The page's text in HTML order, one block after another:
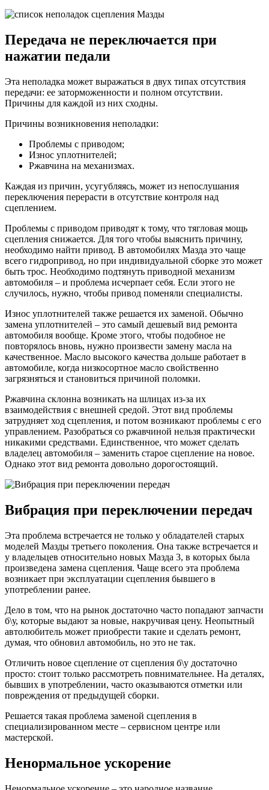
Передача не переключается при
нажатии педали
Эта неполадка может выражаться в двух типах отсутствия
передачи: ее заторможенности и полном отсутствии.
Причины для каждой из них сходны.
Причины возникновения неполадки:
Проблемы с приводом;
Износ уплотнителей;
Ржавчина на механизмах.
Каждая из причин, усугубляясь, может из непослушания
переключения перерасти в отсутствие контроля над
сцеплением.
Проблемы с приводом приводят к тому, что тягловая мощь
сцепления снижается. Для того чтобы выяснить причину,
необходимо найти привод. В автомобилях Мазда это чаще
всего гидропривод, но при индивидуальной сборке это может
быть трос. Необходимо подтянуть приводной механизм
автомобиля – и проблема исчерпает себя. Если этого не
случилось, нужно, чтобы привод поменяли специалисты.
Износ уплотнителей также решается их заменой. Обычно
замена уплотнителей – это самый дешевый вид ремонта
автомобиля вообще. Кроме этого, чтобы подобное не
повторялось вновь, нужно произвести замену масла на
качественное. Масло высокого качества дольше работает в
автомобиле, когда низкосортное масло свойственно
загрязняться и становиться причиной поломки.
Ржавчина склонна возникать на шлицах из-за их
взаимодействия с внешней средой. Этот вид проблемы
затрудняет ход сцепления, и потом возникают проблемы с его
управлением. Разобраться со ржавчиной нельзя практически
никакими средствами. Единственное, что может сделать
владелец автомобиля – заменить старое сцепление на новое.
Однако этот вид ремонта довольно дорогостоящий.
Вибрация при переключении передач
Эта проблема встречается не только у обладателей старых
моделей Мазды третьего поколения. Она также встречается и
у владельцев относительно новых Мазда 3, в которых была
произведена замена сцепления. Чаще всего эта проблема
возникает при эксплуатации сцепления бывшего в
употреблении ранее.
Дело в том, что на рынок достаточно часто попадают запчасти
б\у, которые выдают за новые, накручивая цену. Неопытный
автолюбитель может приобрести такие и сделать ремонт,
думая, что обновил автомобиль, но это не так.
Отличить новое сцепление от сцепления б\у достаточно
просто: стоит только рассмотреть повнимательнее. На деталях,
бывших в употреблении, часто оказываются отметки или
повреждения от предыдущей сборки.
Решается такая проблема заменой сцепления в
специализированном месте – сервисном центре или
мастерской.
Ненормальное ускорение